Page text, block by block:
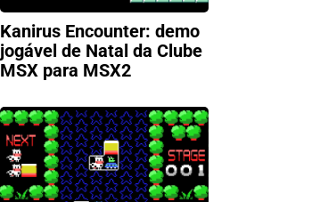
Kanirus Encounter: demo
jogável de Natal da Clube
MSX para MSX2